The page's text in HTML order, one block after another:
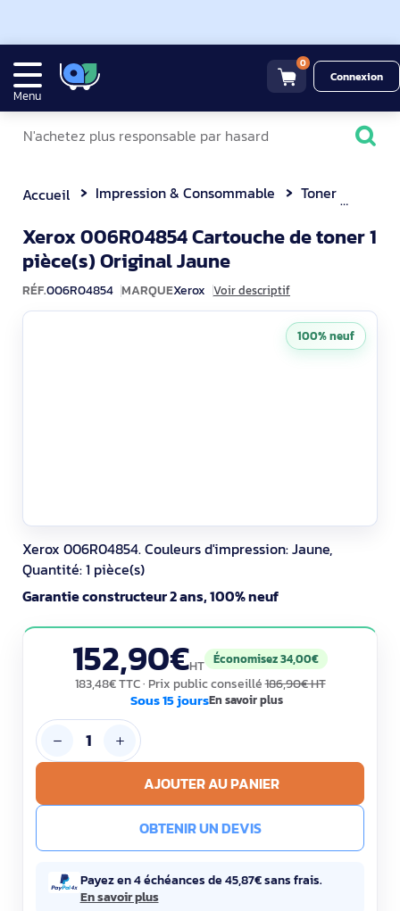
Menu
0
Connexion
Accueil Impression & Consommable Toner
Xerox 006R04854 Cartouche de toner 1
pièce(s) Original Jaune006R04854
RÉF.006R04854 MARQUEXerox Voir descriptif
Xerox 006R04854. Couleurs d'impression: Jaune,
Quantité: 1 pièce(s)
Garantie constructeur 2 ans, 100% neuf
152,90€HT Économisez 34,00€
183,48€ TTC· Prix public conseillé186,90€ HT
Sous 15 joursEn savoir plus
AJOUTER AU PANIER
OBTENIR UN DEVIS
Payez en 4 échéances de 45,87€ sans frais.
En savoir plus
100% neuf